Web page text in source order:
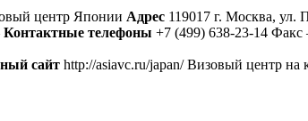
центр Японии Адрес 119017 г. Москва,
Контактные телефоны +7 (499) 638-23-14
сайт http://asiavc.ru/japan/ Визовый центр на